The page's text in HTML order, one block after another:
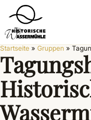
Startseite » Gruppen »